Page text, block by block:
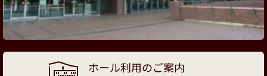
ホール利用のご案内